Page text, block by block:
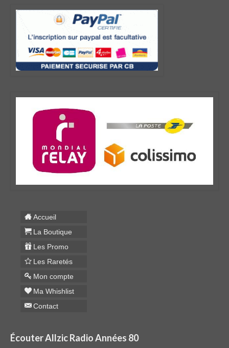
Accueil
La Boutique
Les Promo
Les Raretés
Mon compte
Ma Whishlist
Contact
Écouter Allzic Radio Années 80